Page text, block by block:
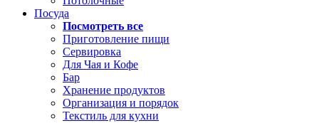
Посуда
Посмотреть все
Приготовление пищи
Сервировка
Для Чая и Кофе
Бар
Хранение продуктов
Организация и порядок
Текстиль для кухни